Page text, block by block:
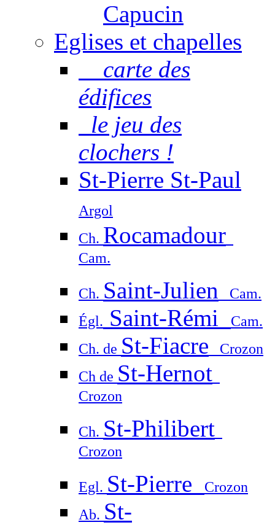
Capucin
Eglises et chapelles
carte des
édifices
le jeu des
clochers !
St-Pierre St-Paul
Argol
Ch. Rocamadour
Cam.
Ch. Saint-Julien Cam.
Égl. Saint-Rémi
Cam.
Ch. de St-Fiacre Crozon
Ch de St-Hernot
Crozon
Ch. St-Philibert
Crozon
Egl. St-Pierre
Crozon
Ab. St-